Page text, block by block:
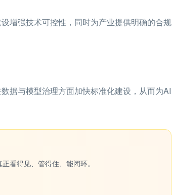
增强技术可控性，同时为产业提供明确的合规
据与模型治理方面加快标准化建设，从而为AI
看得见、管得住、能闭环。